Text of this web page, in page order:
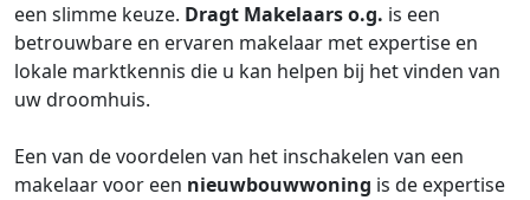
een slimme keuze. Dragt Makelaars o.g. is een
betrouwbare en ervaren makelaar met expertise en
lokale marktkennis die u kan helpen bij het vinden van
uw droomhuis.
Een van de voordelen van het inschakelen van een
makelaar voor een nieuwbouwwoning is de expertise